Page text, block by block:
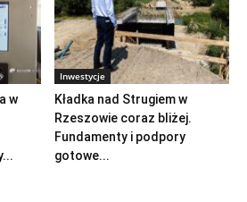
w
Inwestycje
Kładka nad Strugiem w
Rzeszowie coraz bliżej.
Fundamenty i podpory
gotowe...